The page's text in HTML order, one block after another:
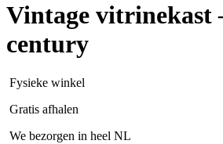
Vintage vitrinekast
century
Fysieke winkel
Gratis afhalen
We bezorgen in heel NL